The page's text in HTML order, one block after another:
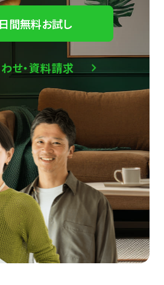
間無料お試し
せ・資料請求